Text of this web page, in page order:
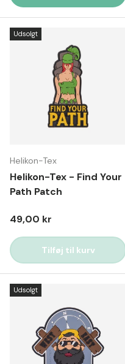
Udsolgt
Helikon-Tex
Helikon-Tex - Find Your
Path Patch
Normal pris
49,00 kr
Tilføj til kurv
Udsolgt